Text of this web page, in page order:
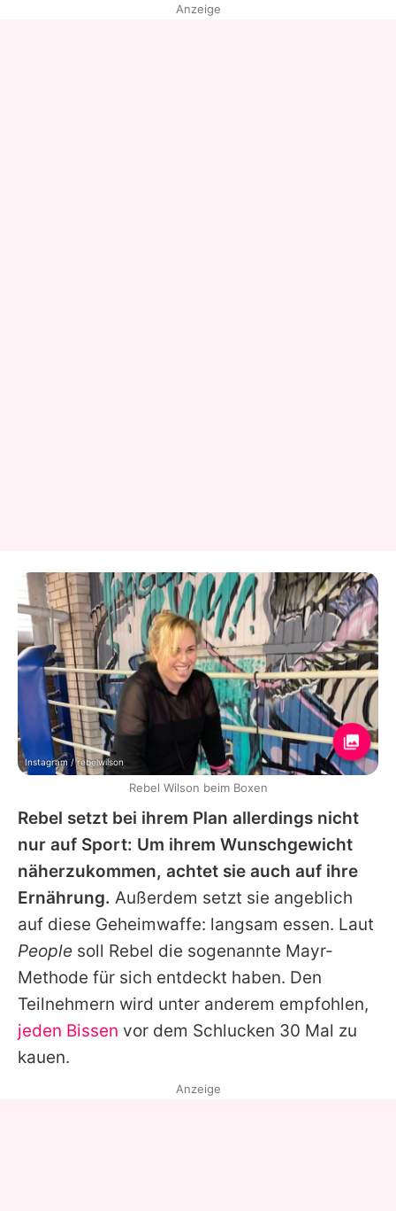
Rebel setzt bei ihrem Plan allerdings nicht
nur auf Sport: Um ihrem Wunschgewicht
näherzukommen, achtet sie auch auf ihre
Ernährung. Außerdem setzt sie angeblich
auf diese Geheimwaffe: langsam essen. Laut
People soll Rebel die sogenannte Mayr-
Methode für sich entdeckt haben. Den
Teilnehmern wird unter anderem empfohlen,
jeden Bissen vor dem Schlucken 30 Mal zu
kauen.
Anzeige
Instagram / rebelwilson
Rebel Wilson beim Boxen
Anzeige